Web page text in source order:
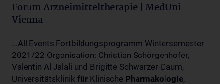
Forum Arzneimitteltherapie | MedUni
Vienna
...All Events Fortbildungsprogramm Wintersemester
2021/22 Organisation: Christian Schörgenhofer,
Valentin Al Jalali und Brigitte Schwarzer-Daum,
Universitätsklinik für Klinische Pharmakologie,